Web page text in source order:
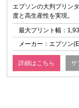
エプソンの大判プリン
度と高生産性を実現。
最大プリント幅：
メーカー：エプソン
詳細はこちら サ